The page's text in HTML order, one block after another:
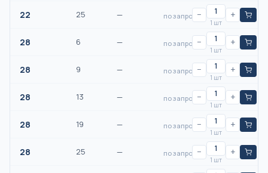
22 25 — по запросу−
1 шт
+
28 6 — по запросу−
1 шт
+
28 9 — по запросу−
1 шт
+
28 13 — по запросу−
1 шт
+
28 19 — по запросу−
1 шт
+
28 25 — по запросу−
1 шт
+